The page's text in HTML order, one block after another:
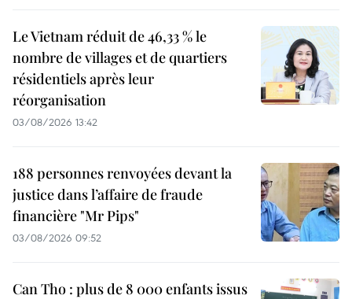
Le Vietnam réduit de 46,33 % le
nombre de villages et de quartiers
résidentiels après leur
réorganisation
03/08/2026 13:42
188 personnes renvoyées devant la
justice dans l’affaire de fraude
financière "Mr Pips"
03/08/2026 09:52
Can Tho : plus de 8 000 enfants issus